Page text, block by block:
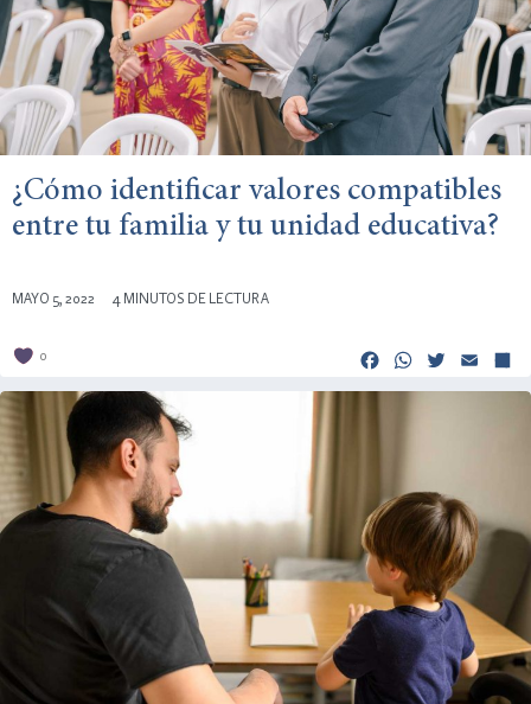
¿Cómo identificar valores compatibles
entre tu familia y tu unidad educativa?
MAYO 5, 2022 4 MINUTOS DE LECTURA
0 Facebook